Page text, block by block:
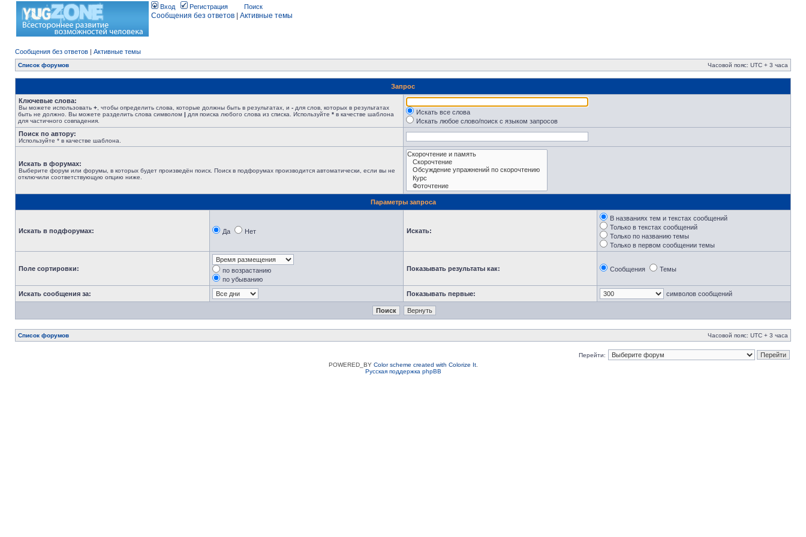
Вход Регистрация Поиск
Сообщения без ответов Активные темы
Сообщения без ответов | Активные темы
Список форумов Часовой пояс: UTC + 3 часа
Запрос
Ключевые слова:
Вы можете использовать + , чтобы определить слова, которые должны быть в результатах, и - для слов, которых в результатах
быть не должно. Вы можете разделить слова символом | для поиска любого слова из списка. Используйте * в качестве шаблона
для частичного совпадения.
Искать все слова
Искать любое слово/поиск с языком запросов
Поиск по автору:
Используйте * в качестве шаблона.
Искать в форумах:
Выберите форум или форумы, в которых будет произведён поиск. Поиск в подфорумах производится автоматически, если вы не
отключили соответствующую опцию ниже.
Параметры запроса
Искать в подфорумах: Да Нет Искать:
В названиях тем и текстах сообщений
Только в текстах сообщений
Только по названию темы
Только в первом сообщении темы
Поле сортировки:
по возрастанию
по убыванию
Показывать результаты как: Сообщения Темы
Искать сообщения за: Показывать первые: символов сообщений
Список форумов Часовой пояс: UTC + 3 часа
Перейти:
POWERED_BY Color scheme created with Colorize It.
Русская поддержка phpBB